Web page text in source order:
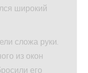
широкий
сложа руки.
из окон
его